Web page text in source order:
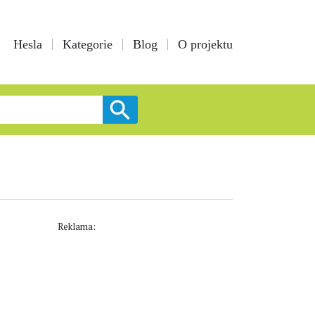
Hesla Kategorie Blog O projektu
Reklama: